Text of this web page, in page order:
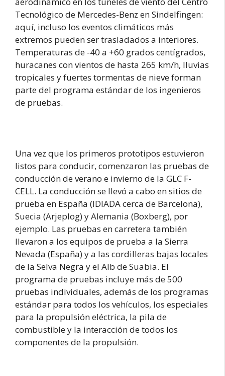
Tecnológico de Mercedes-Benz en Sindelfingen:
aquí, incluso los eventos climáticos más
extremos pueden ser trasladados a interiores.
Temperaturas de -40 a +60 grados centígrados,
huracanes con vientos de hasta 265 km/h, lluvias
tropicales y fuertes tormentas de nieve forman
parte del programa estándar de los ingenieros
de pruebas.
Una vez que los primeros prototipos estuvieron
listos para conducir, comenzaron las pruebas de
conducción de verano e invierno de la GLC F-
CELL. La conducción se llevó a cabo en sitios de
prueba en España (IDIADA cerca de Barcelona),
Suecia (Arjeplog) y Alemania (Boxberg), por
ejemplo. Las pruebas en carretera también
llevaron a los equipos de prueba a la Sierra
Nevada (España) y a las cordilleras bajas locales
de la Selva Negra y el Alb de Suabia. El
programa de pruebas incluye más de 500
pruebas individuales, además de los programas
estándar para todos los vehículos, los especiales
para la propulsión eléctrica, la pila de
combustible y la interacción de todos los
componentes de la propulsión.